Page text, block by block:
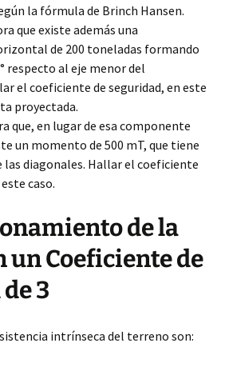
la fórmula de Brinch Hansen.
que existe además una
de 200 toneladas formando
respecto al eje menor del
el coeficiente de seguridad, en este
proyectada.
que, en lugar de esa componente
un momento de 500 mT, que tiene
las diagonales. Hallar el coeficiente
caso.
de la
un Coeficiente de
3
intrínseca del terreno son: